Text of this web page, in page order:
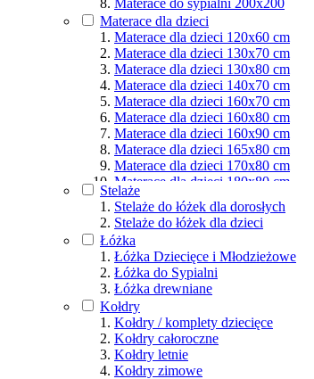
Materace dla osób aktywnych
Podział wg rozmiarów
Materace do sypialni 200x200
Materace dla dzieci
Materace dla dzieci 120x60 cm
Materace dla dzieci 130x70 cm
Materace dla dzieci 130x80 cm
Materace dla dzieci 140x70 cm
Materace dla dzieci 160x70 cm
Materace dla dzieci 160x80 cm
Materace dla dzieci 160x90 cm
Materace dla dzieci 165x80 cm
Materace dla dzieci 170x80 cm
Materace dla dzieci 180x80 cm
Materace dla dzieci 180x90 cm
Materace dla dzieci 190x80 cm
Materace dla dzieci 190x90 cm
Materace dla dzieci 200x80 cm
Materace dla dzieci 200x90 cm
Materace dla dzieci 200x100 cm
Materace dla dzieci 200x120 cm
Materace dla dzieci 200x140 cm
Materace dla dzieci 200x160 cm
Materace dla dzieci 200x180 cm
Materace dla dzieci 200x200 cm
Stelaże
Stelaże do łóżek dla dorosłych
Stelaże do łóżek dla dzieci
Łóżka
Łóżka Dziecięce i Młodzieżowe
Łóżka do Sypialni
Łóżka drewniane
Kołdry
Kołdry / komplety dziecięce
Kołdry całoroczne
Kołdry letnie
Kołdry zimowe